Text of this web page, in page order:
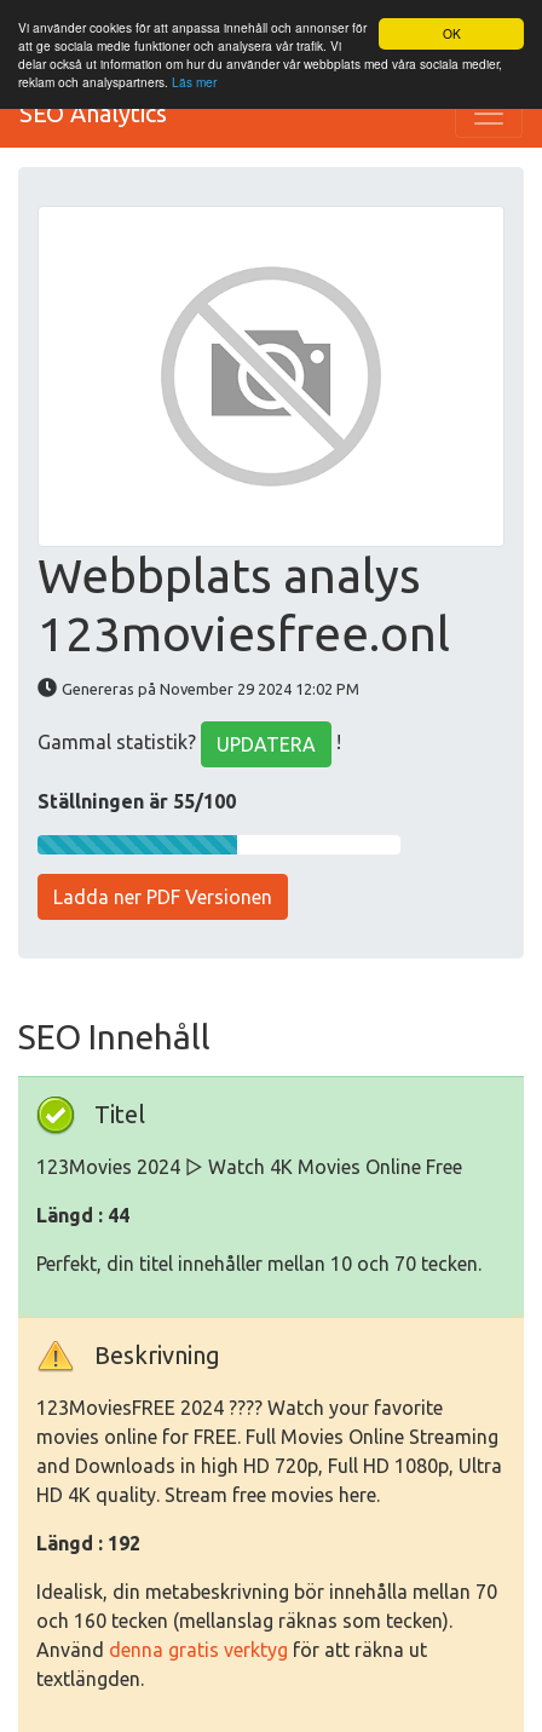
OK
Vi använder cookies för att anpassa innehåll och annonser för
att ge sociala medie funktioner och analysera vår trafik. Vi
delar också ut information om hur du använder vår webbplats med våra sociala medier,
reklam och analyspartners. Läs mer
SEO Analytics
Webbplats analys
123moviesfree.onl
Genereras på November 29 2024 12:02 PM
Gammal statistik? UPDATERA !
Ställningen är 55/100
Ladda ner PDF Versionen
SEO Innehåll
Titel
123Movies 2024 ▷ Watch 4K Movies Online Free
Längd : 44
Perfekt, din titel innehåller mellan 10 och 70 tecken.
Beskrivning
123MoviesFREE 2024 ???? Watch your favorite
movies online for FREE. Full Movies Online Streaming
and Downloads in high HD 720p, Full HD 1080p, Ultra
HD 4K quality. Stream free movies here.
Längd : 192
Idealisk, din metabeskrivning bör innehålla mellan 70
och 160 tecken (mellanslag räknas som tecken).
Använd denna gratis verktyg för att räkna ut
textlängden.